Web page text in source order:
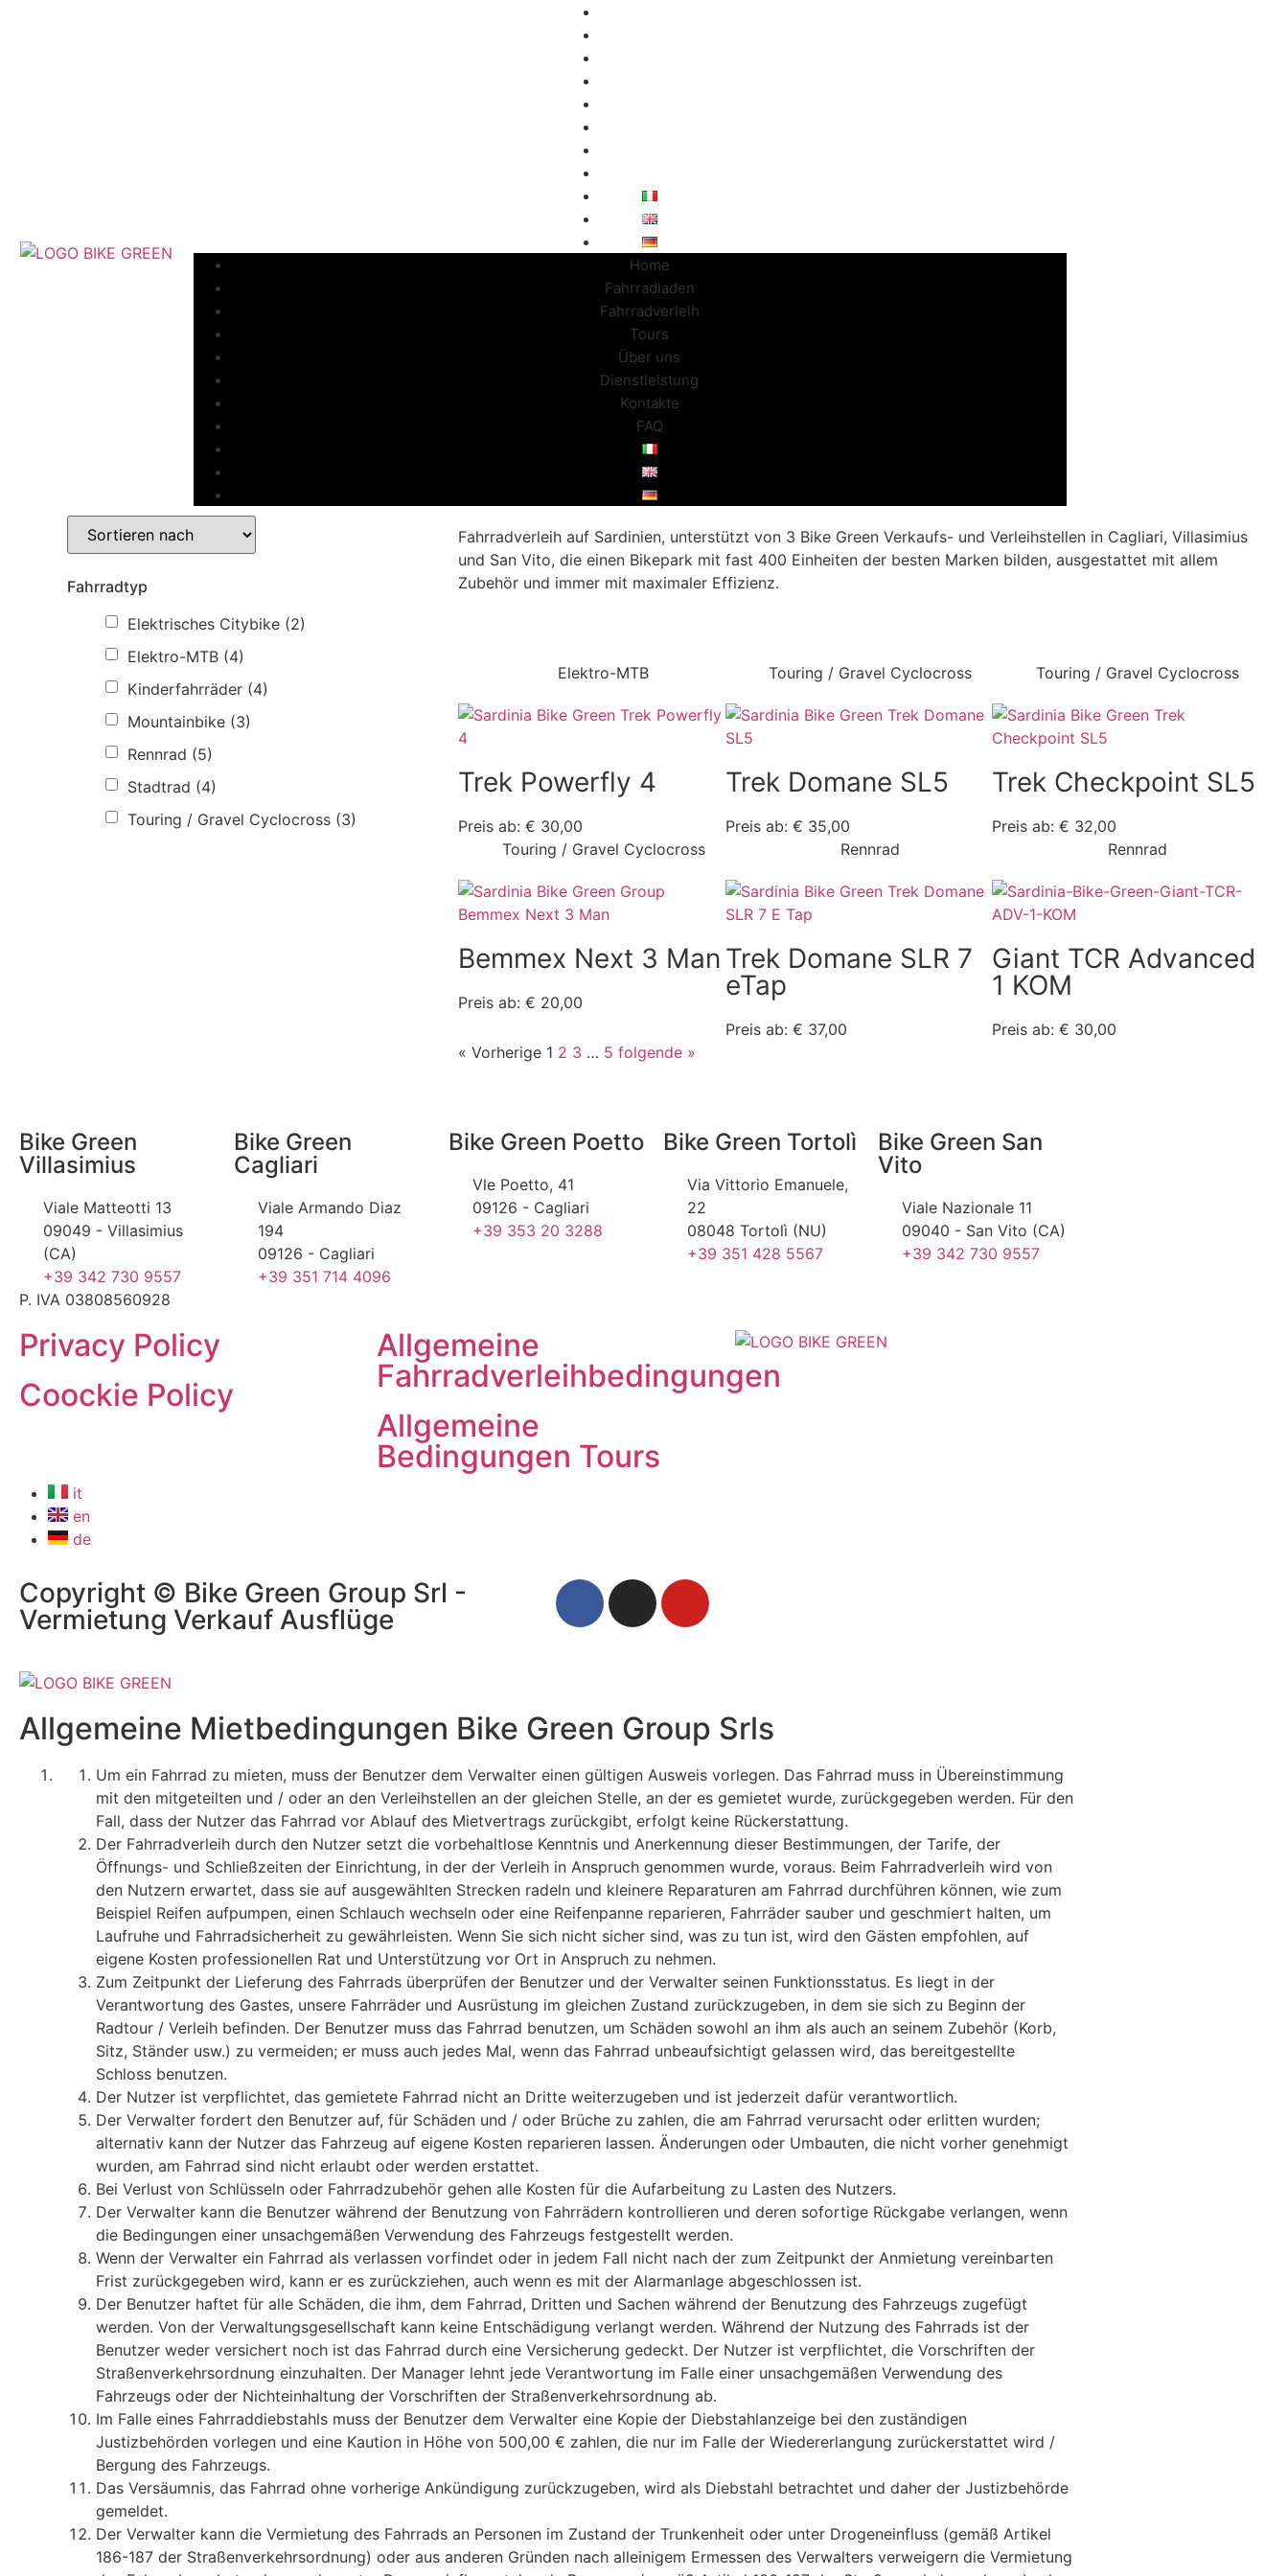
Home
Fahrradladen
Fahrradverleih
Tours
Über uns
Dienstleistung
Kontakte
FAQ
Fahrradtyp
Elektrisches Citybike (2)
Elektro-MTB (4)
Kinderfahrräder (4)
Mountainbike (3)
Rennrad (5)
Stadtrad (4)
Touring / Gravel Cyclocross (3)
Fahrradverleih auf Sardinien, unterstützt von 3 Bike Green Verkaufs- und Verleihstellen in Cagliari, Villasimius
und San Vito, die einen Bikepark mit fast 400 Einheiten der besten Marken bilden, ausgestattet mit allem
Zubehör und immer mit maximaler Effizienz.
Elektro-MTB
Trek Powerfly 4
Preis ab: € 30,00
Touring / Gravel Cyclocross
Trek Domane SL5
Preis ab: € 35,00
Touring / Gravel Cyclocross
Trek Checkpoint SL5
Preis ab: € 32,00
Touring / Gravel Cyclocross
Bemmex Next 3 Man
Preis ab: € 20,00
Rennrad
Trek Domane SLR 7
eTap
Preis ab: € 37,00
Rennrad
Giant TCR Advanced
1 KOM
Preis ab: € 30,00
« Vorherige 1 2 3 … 5 folgende »
Bike Green
Villasimius
Viale Matteotti 13
09049 - Villasimius
(CA)
+39 342 730 9557
P. IVA 03808560928
Bike Green
Cagliari
Viale Armando Diaz
194
09126 - Cagliari
+39 351 714 4096
Bike Green Poetto
Vle Poetto, 41
09126 - Cagliari
+39 353 20 3288
Bike Green Tortolì
Via Vittorio Emanuele,
22
08048 Tortolì (NU)
+39 351 428 5567
Bike Green San
Vito
Viale Nazionale 11
09040 - San Vito (CA)
+39 342 730 9557
Privacy Policy
Coockie Policy
Allgemeine
Fahrradverleihbedingungen
Allgemeine
Bedingungen Tours
it
en
de
Copyright © Bike Green Group Srl -
Vermietung Verkauf Ausflüge
Allgemeine Mietbedingungen Bike Green Group Srls
Um ein Fahrrad zu mieten, muss der Benutzer dem Verwalter einen gültigen Ausweis vorlegen. Das Fahrrad muss in Übereinstimmung
mit den mitgeteilten und / oder an den Verleihstellen an der gleichen Stelle, an der es gemietet wurde, zurückgegeben werden. Für den
Fall, dass der Nutzer das Fahrrad vor Ablauf des Mietvertrags zurückgibt, erfolgt keine Rückerstattung.
Der Fahrradverleih durch den Nutzer setzt die vorbehaltlose Kenntnis und Anerkennung dieser Bestimmungen, der Tarife, der
Öffnungs- und Schließzeiten der Einrichtung, in der der Verleih in Anspruch genommen wurde, voraus. Beim Fahrradverleih wird von
den Nutzern erwartet, dass sie auf ausgewählten Strecken radeln und kleinere Reparaturen am Fahrrad durchführen können, wie zum
Beispiel Reifen aufpumpen, einen Schlauch wechseln oder eine Reifenpanne reparieren, Fahrräder sauber und geschmiert halten, um
Laufruhe und Fahrradsicherheit zu gewährleisten. Wenn Sie sich nicht sicher sind, was zu tun ist, wird den Gästen empfohlen, auf
eigene Kosten professionellen Rat und Unterstützung vor Ort in Anspruch zu nehmen.
Zum Zeitpunkt der Lieferung des Fahrrads überprüfen der Benutzer und der Verwalter seinen Funktionsstatus. Es liegt in der
Verantwortung des Gastes, unsere Fahrräder und Ausrüstung im gleichen Zustand zurückzugeben, in dem sie sich zu Beginn der
Radtour / Verleih befinden. Der Benutzer muss das Fahrrad benutzen, um Schäden sowohl an ihm als auch an seinem Zubehör (Korb,
Sitz, Ständer usw.) zu vermeiden; er muss auch jedes Mal, wenn das Fahrrad unbeaufsichtigt gelassen wird, das bereitgestellte
Schloss benutzen.
Der Nutzer ist verpflichtet, das gemietete Fahrrad nicht an Dritte weiterzugeben und ist jederzeit dafür verantwortlich.
Der Verwalter fordert den Benutzer auf, für Schäden und / oder Brüche zu zahlen, die am Fahrrad verursacht oder erlitten wurden;
alternativ kann der Nutzer das Fahrzeug auf eigene Kosten reparieren lassen. Änderungen oder Umbauten, die nicht vorher genehmigt
wurden, am Fahrrad sind nicht erlaubt oder werden erstattet.
Bei Verlust von Schlüsseln oder Fahrradzubehör gehen alle Kosten für die Aufarbeitung zu Lasten des Nutzers.
Der Verwalter kann die Benutzer während der Benutzung von Fahrrädern kontrollieren und deren sofortige Rückgabe verlangen, wenn
die Bedingungen einer unsachgemäßen Verwendung des Fahrzeugs festgestellt werden.
Wenn der Verwalter ein Fahrrad als verlassen vorfindet oder in jedem Fall nicht nach der zum Zeitpunkt der Anmietung vereinbarten
Frist zurückgegeben wird, kann er es zurückziehen, auch wenn es mit der Alarmanlage abgeschlossen ist.
Der Benutzer haftet für alle Schäden, die ihm, dem Fahrrad, Dritten und Sachen während der Benutzung des Fahrzeugs zugefügt
werden. Von der Verwaltungsgesellschaft kann keine Entschädigung verlangt werden. Während der Nutzung des Fahrrads ist der
Benutzer weder versichert noch ist das Fahrrad durch eine Versicherung gedeckt. Der Nutzer ist verpflichtet, die Vorschriften der
Straßenverkehrsordnung einzuhalten. Der Manager lehnt jede Verantwortung im Falle einer unsachgemäßen Verwendung des
Fahrzeugs oder der Nichteinhaltung der Vorschriften der Straßenverkehrsordnung ab.
Im Falle eines Fahrraddiebstahls muss der Benutzer dem Verwalter eine Kopie der Diebstahlanzeige bei den zuständigen
Justizbehörden vorlegen und eine Kaution in Höhe von 500,00 € zahlen, die nur im Falle der Wiedererlangung zurückerstattet wird /
Bergung des Fahrzeugs.
Das Versäumnis, das Fahrrad ohne vorherige Ankündigung zurückzugeben, wird als Diebstahl betrachtet und daher der Justizbehörde
gemeldet.
Der Verwalter kann die Vermietung des Fahrrads an Personen im Zustand der Trunkenheit oder unter Drogeneinfluss (gemäß Artikel
186-187 der Straßenverkehrsordnung) oder aus anderen Gründen nach alleinigem Ermessen des Verwalters verweigern die Vermietung